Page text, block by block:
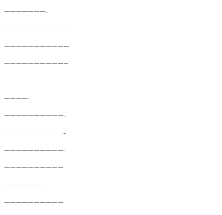
———————-
——————————–
———————————
——————————–
———————————
————-
——————————-
——————————-
——————————-
——————————
——————–
——————————